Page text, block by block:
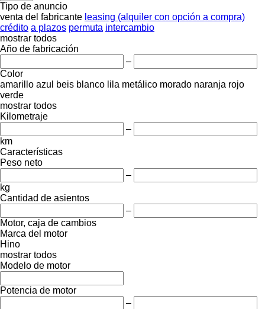
Tipo de anuncio
venta del fabricante leasing (alquiler con opción a compra)
crédito a plazos permuta intercambio
mostrar todos
Año de fabricación
–
Color
amarillo azul beis blanco lila metálico morado naranja rojo
verde
mostrar todos
Kilometraje
–
km
Características
Peso neto
–
kg
Cantidad de asientos
–
Motor, caja de cambios
Marca del motor
Hino
mostrar todos
Modelo de motor
Potencia de motor
–